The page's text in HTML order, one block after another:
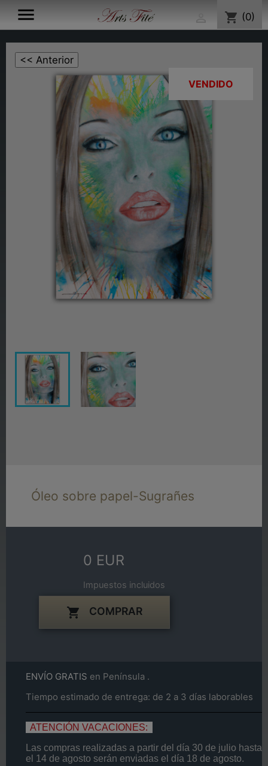
 shopping_cart (0)
VENDIDO
Óleo sobre papel-Sugrañes
0 EUR
Impuestos incluidos
 COMPRAR
ENVÍO GRATIS en Península .
Tiempo estimado de entrega: de 2 a 3 días laborables
ATENCIÓN VACACIONES:
Las compras realizadas a partir del día 30 de julio hasta
el 14 de agosto serán enviadas el día 18 de agosto.